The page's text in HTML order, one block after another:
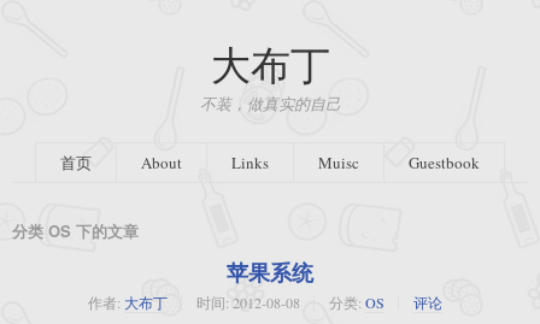
大布丁
不装，做真实的自己
首页 About Links Muisc Guestbook
分类 OS 下的文章
苹果系统
作者: 大布丁 时间: 2012-08-08 分类: OS 评论